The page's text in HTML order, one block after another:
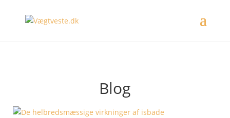
Blog